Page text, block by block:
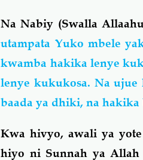
Na Nabiy (Swalla
utampata Yuko mbele
kwamba hakika lenye
lenye kukukosa. Na
baada ya dhiki, na hakika
Kwa hivyo, awali ya
hiyo ni Sunnah ya Allah